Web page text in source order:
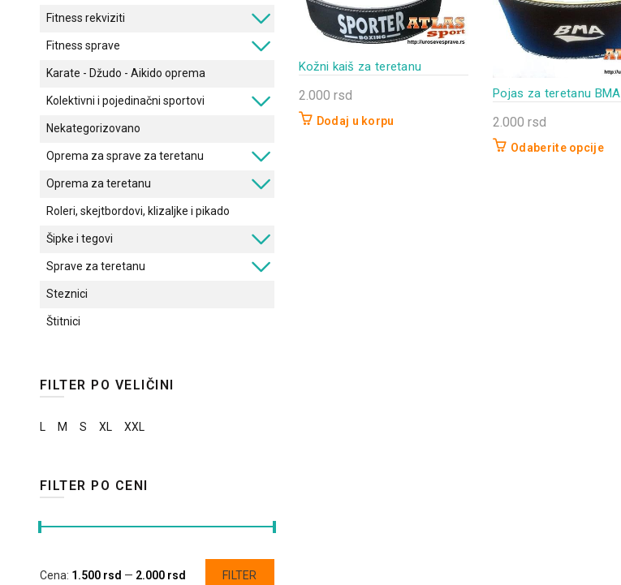
Kožni kaiš za teretanu
2.000 rsd
Dodaj u korpu
Pojas za teretanu BMA
2.000rsd
Odaberite opcije
Fitness rekviziti
Fitness sprave
Karate - Džudo - Aikido oprema
Kolektivni i pojedinačni sportovi
Nekategorizovano
Oprema za sprave za teretanu
Oprema za teretanu
Roleri, skejtbordovi, klizaljke i pikado
Šipke i tegovi
Sprave za teretanu
Steznici
Štitnici
FILTER PO VELIČINI
L M S XL XXL
FILTER PO CENI
Minimalna
Maksimalna FILTER
Cena: 1.500 rsd — 2.000 rsd